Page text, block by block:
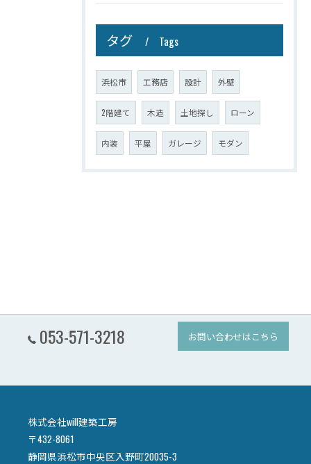
タグ Tags
浜松市 工務店 設計 外壁
2階建て 木造 土地探し ローン
内装 平屋 ガレージ モダン
053-571-3218 お問い合わせはこちら
株式会社will建築工房
〒432-8061
静岡県浜松市中央区入野町20035-3